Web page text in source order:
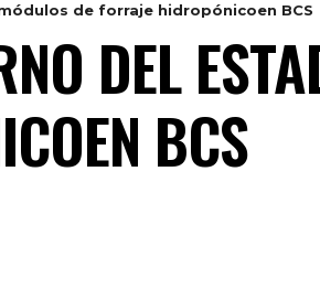
de forraje hidropónicoen BCS
DEL
BCS